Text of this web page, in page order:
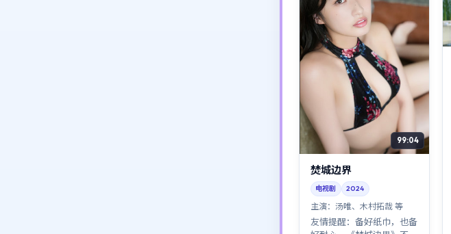
99:04
焚城边界
电视剧 2024
主演： 汤唯、木村拓哉 等
友情提醒：备好纸巾，也备